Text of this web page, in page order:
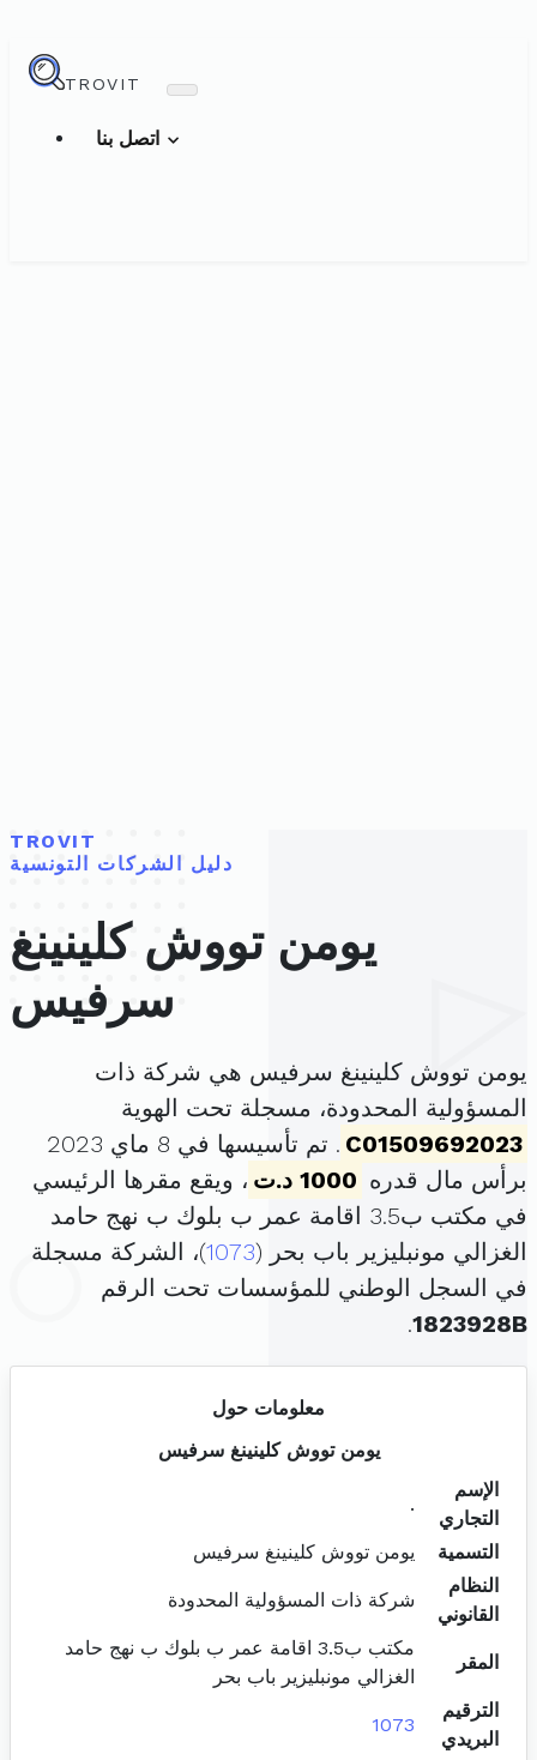
TROVIT
TROVIT
دليل الشركات التونسية
يومن تووش كلينينغ
سرفيس
يومن تووش كلينينغ سرفيس هي شركة ذات
المسؤولية المحدودة، مسجلة تحت الهوية
C01509692023
. تم تأسيسها في 8 ماي 2023
برأس مال قدره 1000 د.ت
، ويقع مقرها الرئيسي
في مكتب ب3.5 اقامة عمر ب بلوك ب نهج حامد
الغزالي مونبليزير باب بحر (1073)، الشركة مسجلة
في السجل الوطني للمؤسسات تحت الرقم
1823928B
.
معلومات حول
يومن تووش كلينينغ سرفيس
الإسم
التجاري
.
التسمية
يومن تووش كلينينغ سرفيس
النظام
القانوني
شركة ذات المسؤولية المحدودة
المقر
مكتب ب3.5 اقامة عمر ب بلوك ب نهج حامد
الغزالي مونبليزير باب بحر
الترقيم
البريدي
1073